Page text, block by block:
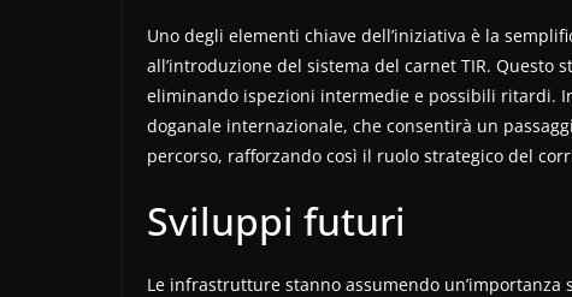
Uno degli elementi chiave dell’iniziativa è la
all’introduzione del sistema del carnet TIR.
eliminando ispezioni intermedie e possibili ritardi.
doganale internazionale, che consentirà un
percorso, rafforzando così il ruolo strategico del
Sviluppi futuri
Le infrastrutture stanno assumendo